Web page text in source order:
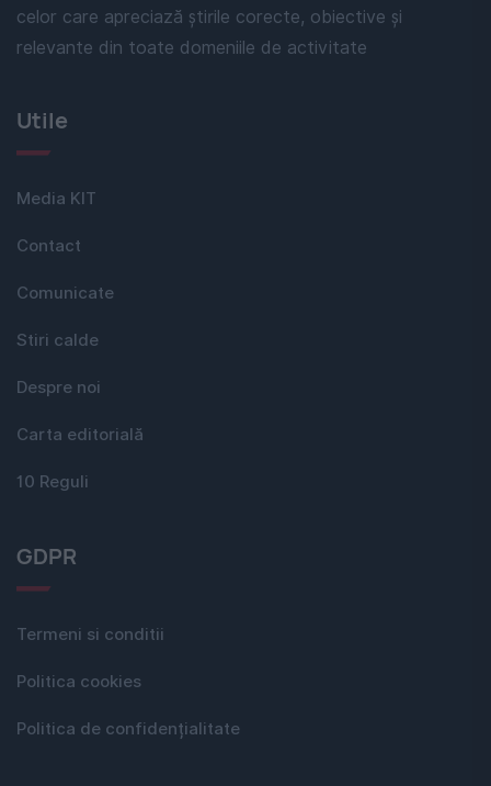
celor care apreciază știrile corecte, obiective și
relevante din toate domeniile de activitate
Utile
Media KIT
Contact
Comunicate
Stiri calde
Despre noi
Carta editorială
10 Reguli
GDPR
Termeni si conditii
Politica cookies
Politica de confidențialitate